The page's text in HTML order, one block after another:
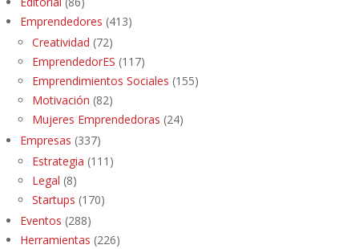
Emprendedores (413)
Creatividad (72)
EmprendedorES (117)
Emprendimientos Sociales (155)
Motivación (82)
Mujeres Emprendedoras (24)
Empresas (337)
Estrategia (111)
Legal (8)
Startups (170)
Eventos (288)
Herramientas (226)